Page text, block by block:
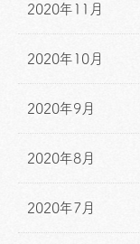
2020年11月
2020年10月
2020年9月
2020年8月
2020年7月